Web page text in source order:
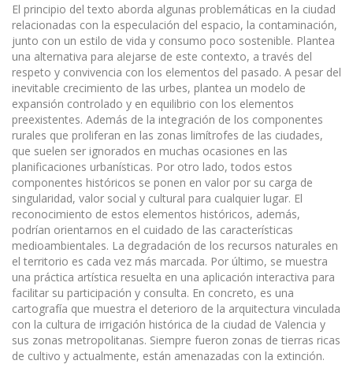
El principio del texto aborda algunas problemáticas en la ciudad
relacionadas con la especulación del espacio, la contaminación,
junto con un estilo de vida y consumo poco sostenible. Plantea
una alternativa para alejarse de este contexto, a través del
respeto y convivencia con los elementos del pasado. A pesar del
inevitable crecimiento de las urbes, plantea un modelo de
expansión controlado y en equilibrio con los elementos
preexistentes. Además de la integración de los componentes
rurales que proliferan en las zonas limítrofes de las ciudades,
que suelen ser ignorados en muchas ocasiones en las
planificaciones urbanísticas. Por otro lado, todos estos
componentes históricos se ponen en valor por su carga de
singularidad, valor social y cultural para cualquier lugar. El
reconocimiento de estos elementos históricos, además,
podrían orientarnos en el cuidado de las características
medioambientales. La degradación de los recursos naturales en
el territorio es cada vez más marcada. Por último, se muestra
una práctica artística resuelta en una aplicación interactiva para
facilitar su participación y consulta. En concreto, es una
cartografía que muestra el deterioro de la arquitectura vinculada
con la cultura de irrigación histórica de la ciudad de Valencia y
sus zonas metropolitanas. Siempre fueron zonas de tierras ricas
de cultivo y actualmente, están amenazadas con la extinción.